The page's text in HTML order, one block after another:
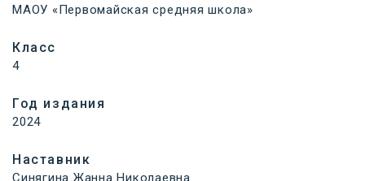
МАОУ «Первомайская средняя школа»
Класс
4
Год издания
2024
Наставник
Синягина Жанна Николаевна